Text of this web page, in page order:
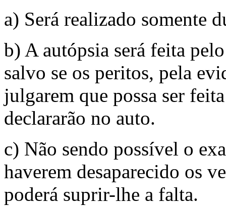
a) Será realizado somente
b) A autópsia será feita
salvo se os peritos, pela
julgarem que possa ser
declararão no auto.
c) Não sendo possível o
haverem desaparecido os
poderá suprir-lhe a falta.